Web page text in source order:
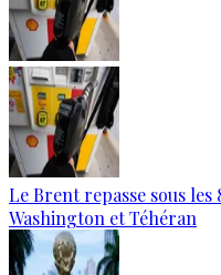
Le Brent repasse sous
Washington et Téhéran